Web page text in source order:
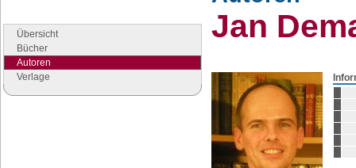
Übersicht
Bücher
Autoren
Verlage
Jan